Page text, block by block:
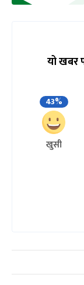
यो खबर
43%
खुसी